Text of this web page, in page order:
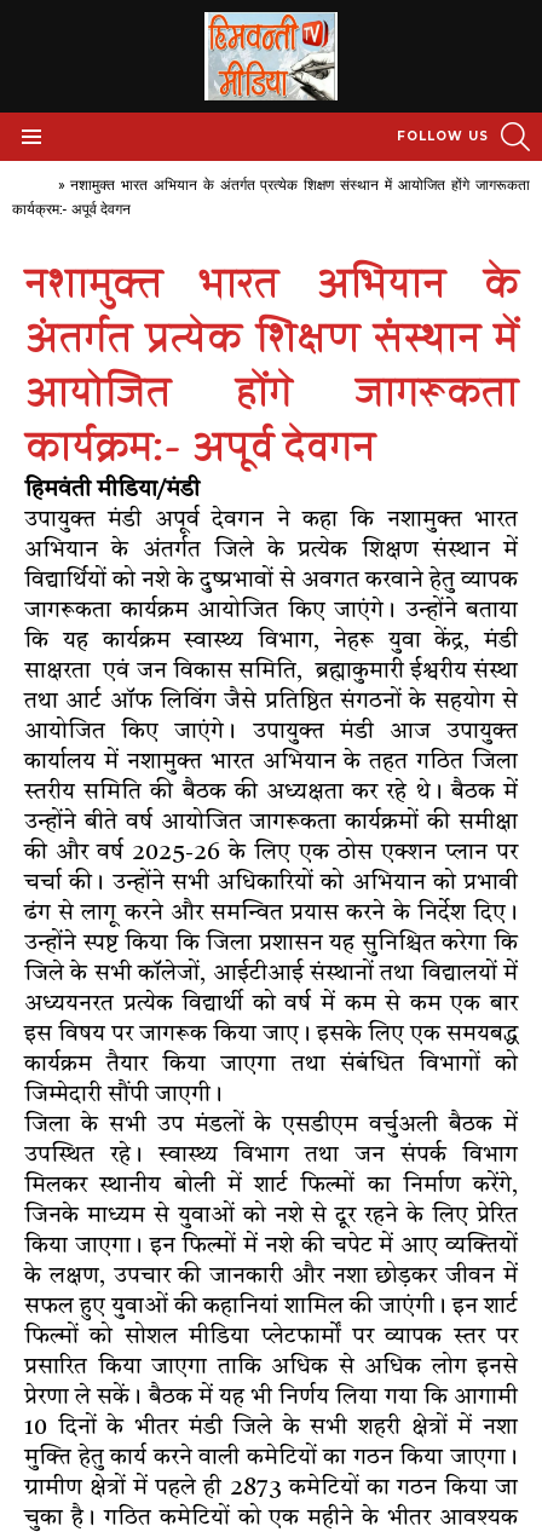
FOLLOW US
» नशामुक्त भारत अभियान के अंतर्गत प्रत्येक शिक्षण संस्थान में आयोजित होंगे जागरूकता
कार्यक्रम:- अपूर्व देवगन
नशामुक्त भारत अभियान के
अंतर्गत प्रत्येक शिक्षण संस्थान में
आयोजित होंगे जागरूकता
कार्यक्रम:- अपूर्व देवगन
हिमवंती मीडिया/मंडी
उपायुक्त मंडी अपूर्व देवगन ने कहा कि नशामुक्त भारत
अभियान के अंतर्गत जिले के प्रत्येक शिक्षण संस्थान में
विद्यार्थियों को नशे के दुष्प्रभावों से अवगत करवाने हेतु व्यापक
जागरूकता कार्यक्रम आयोजित किए जाएंगे। उन्होंने बताया
कि यह कार्यक्रम स्वास्थ्य विभाग, नेहरू युवा केंद्र, मंडी
साक्षरता एवं जन विकास समिति, ब्रह्माकुमारी ईश्वरीय संस्था
तथा आर्ट ऑफ लिविंग जैसे प्रतिष्ठित संगठनों के सहयोग से
आयोजित किए जाएंगे। उपायुक्त मंडी आज उपायुक्त
कार्यालय में नशामुक्त भारत अभियान के तहत गठित जिला
स्तरीय समिति की बैठक की अध्यक्षता कर रहे थे। बैठक में
उन्होंने बीते वर्ष आयोजित जागरूकता कार्यक्रमों की समीक्षा
की और वर्ष 2025-26 के लिए एक ठोस एक्शन प्लान पर
चर्चा की। उन्होंने सभी अधिकारियों को अभियान को प्रभावी
ढंग से लागू करने और समन्वित प्रयास करने के निर्देश दिए।
उन्होंने स्पष्ट किया कि जिला प्रशासन यह सुनिश्चित करेगा कि
जिले के सभी कॉलेजों, आईटीआई संस्थानों तथा विद्यालयों में
अध्ययनरत प्रत्येक विद्यार्थी को वर्ष में कम से कम एक बार
इस विषय पर जागरूक किया जाए। इसके लिए एक समयबद्ध
कार्यक्रम तैयार किया जाएगा तथा संबंधित विभागों को
जिम्मेदारी सौंपी जाएगी।
जिला के सभी उप मंडलों के एसडीएम वर्चुअली बैठक में
उपस्थित रहे। स्वास्थ्य विभाग तथा जन संपर्क विभाग
मिलकर स्थानीय बोली में शार्ट फिल्मों का निर्माण करेंगे,
जिनके माध्यम से युवाओं को नशे से दूर रहने के लिए प्रेरित
किया जाएगा। इन फिल्मों में नशे की चपेट में आए व्यक्तियों
के लक्षण, उपचार की जानकारी और नशा छोड़कर जीवन में
सफल हुए युवाओं की कहानियां शामिल की जाएंगी। इन शार्ट
फिल्मों को सोशल मीडिया प्लेटफार्मों पर व्यापक स्तर पर
प्रसारित किया जाएगा ताकि अधिक से अधिक लोग इनसे
प्रेरणा ले सकें। बैठक में यह भी निर्णय लिया गया कि आगामी
10 दिनों के भीतर मंडी जिले के सभी शहरी क्षेत्रों में नशा
मुक्ति हेतु कार्य करने वाली कमेटियों का गठन किया जाएगा।
ग्रामीण क्षेत्रों में पहले ही 2873 कमेटियों का गठन किया जा
चुका है। गठित कमेटियों को एक महीने के भीतर आवश्यक